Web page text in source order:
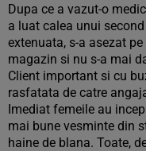
Dupa ce a vazut-o
a luat calea unui
extenuata, s-a asezat
magazin si nu s-a mai
Client important si cu
rasfatata de catre
Imediat femeile au
mai bune vesminte din
haine de blana. Toate,